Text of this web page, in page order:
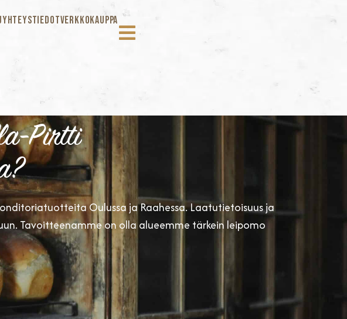
YHTEYSTIEDOTVERKKOKAUPPA
Pirtti
Oulussa ja Raahessa. Laatutietoisuus ja
Tavoitteenamme on olla alueemme tärkein leipomo